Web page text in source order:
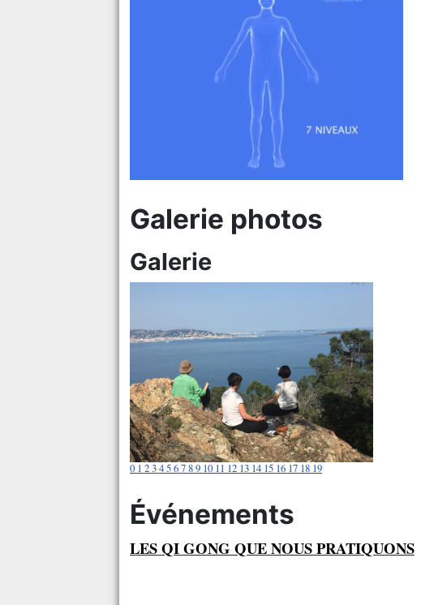
Galerie photos
Galerie
0 1 234 56789 10 11 12 13 14 15 16 17 18 19
Événements
LES QI GONG QUE NOUS PRATIQUONS